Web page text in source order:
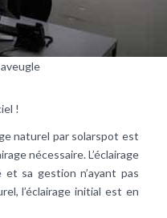
!
naturel par solarspot est
nécessaire. L’éclairage
et sa gestion n’ayant pas
l’éclairage initial est en